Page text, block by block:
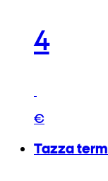
4
€
Tazza